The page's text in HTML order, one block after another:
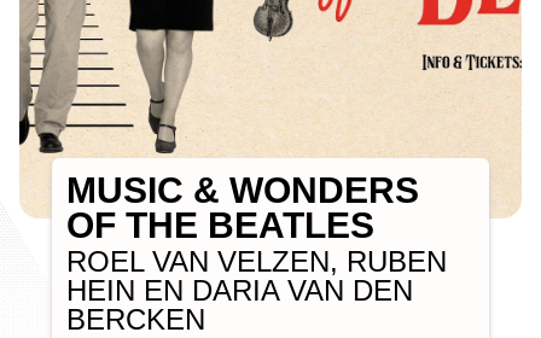
MUSIC & WONDERS
OF THE BEATLES
ROEL VAN VELZEN, RUBEN
HEIN EN DARIA VAN DEN
BERCKEN